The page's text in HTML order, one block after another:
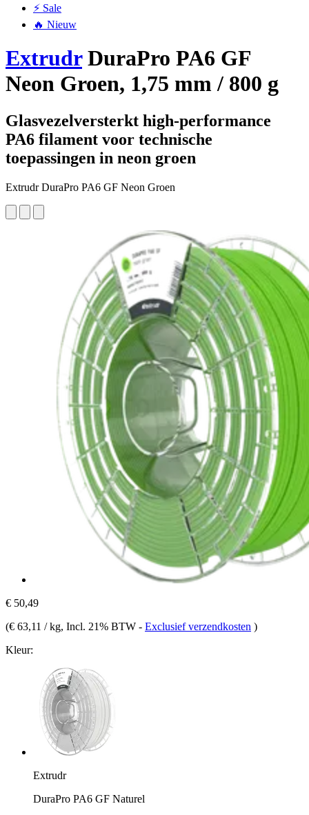
⚡ Sale
🔥 Nieuw
ExtrudrDuraPro PA6 GF
Neon Groen, 1,75 mm / 800 g
Glasvezelversterkt high-performance
PA6 filament voor technische
toepassingen in neon groen
Extrudr DuraPro PA6 GF Neon Groen
€ 50,49
(€ 63,11 / kg, Incl. 21% BTW - Exclusief verzendkosten )
Kleur:
Extrudr
DuraPro PA6 GF Naturel